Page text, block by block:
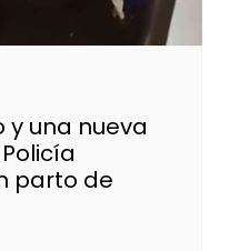
y una nueva
parto de